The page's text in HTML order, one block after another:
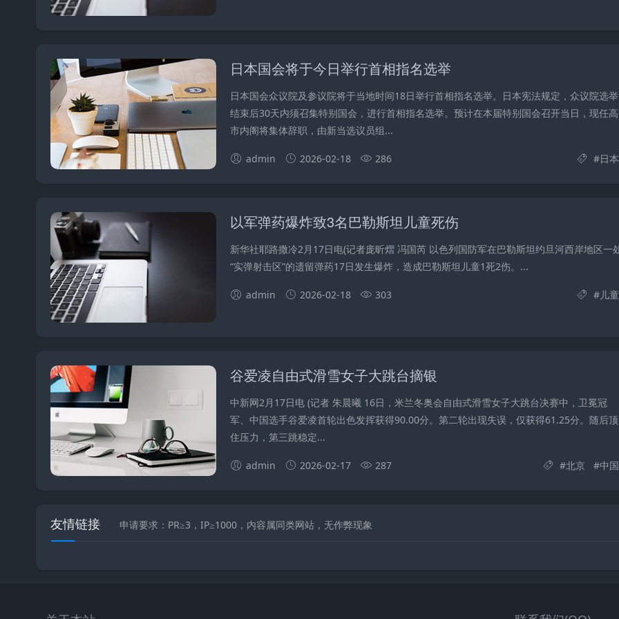
日本国会将于今日举行首相指名选举
日本国会众议院及参议院将于当地时间18日举行首相指名选举。日本宪法规定，众议院选举
结束后30天内须召集特别国会，进行首相指名选举。预计在本届特别国会召开当日，现任高
市内阁将集体辞职，由新当选议员组...
admin 2026-02-18 286 #日本
以军弹药爆炸致3名巴勒斯坦儿童死伤
新华社耶路撒冷2月17日电(记者庞昕熠 冯国芮 以色列国防军在巴勒斯坦约旦河西岸地区一
“实弹射击区”的遗留弹药17日发生爆炸，造成巴勒斯坦儿童1死2伤。...
admin 2026-02-18 303 #儿童
谷爱凌自由式滑雪女子大跳台摘银
中新网2月17日电 (记者 朱晨曦 16日，米兰冬奥会自由式滑雪女子大跳台决赛中，卫冕冠
军、中国选手谷爱凌首轮出色发挥获得90.00分。第二轮出现失误，仅获得61.25分。随后顶
住压力，第三跳稳定...
admin 2026-02-17 287 #北京 #中国
友情链接 申请要求：PR≥3，IP≥1000，内容属同类网站，无作弊现象